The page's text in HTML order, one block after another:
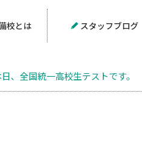
校とは スタッフブログ
、全国統一高校生テストです。